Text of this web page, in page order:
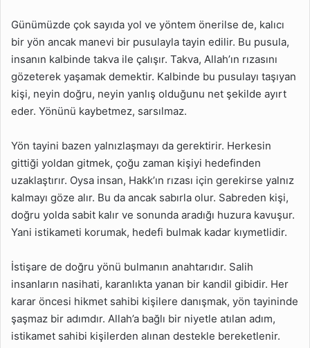
Günümüzde çok sayıda yol ve yöntem önerilse de, kalıcı
bir yön ancak manevi bir pusulayla tayin edilir. Bu pusula,
insanın kalbinde takva ile çalışır. Takva, Allah’ın rızasını
gözeterek yaşamak demektir. Kalbinde bu pusulayı taşıyan
kişi, neyin doğru, neyin yanlış olduğunu net şekilde ayırt
eder. Yönünü kaybetmez, sarsılmaz.
Yön tayini bazen yalnızlaşmayı da gerektirir. Herkesin
gittiği yoldan gitmek, çoğu zaman kişiyi hedefinden
uzaklaştırır. Oysa insan, Hakk’ın rızası için gerekirse yalnız
kalmayı göze alır. Bu da ancak sabırla olur. Sabreden kişi,
doğru yolda sabit kalır ve sonunda aradığı huzura kavuşur.
Yani istikameti korumak, hedefi bulmak kadar kıymetlidir.
İstişare de doğru yönü bulmanın anahtarıdır. Salih
insanların nasihati, karanlıkta yanan bir kandil gibidir. Her
karar öncesi hikmet sahibi kişilere danışmak, yön tayininde
şaşmaz bir adımdır. Allah’a bağlı bir niyetle atılan adım,
istikamet sahibi kişilerden alınan destekle bereketlenir.